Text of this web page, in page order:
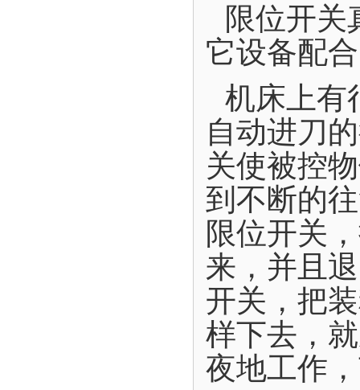
限位开关
它设备配
机床上有
自动进刀
关使被控
到不断的
限位开关
来，并且
开关，把
样下去，
夜地工作